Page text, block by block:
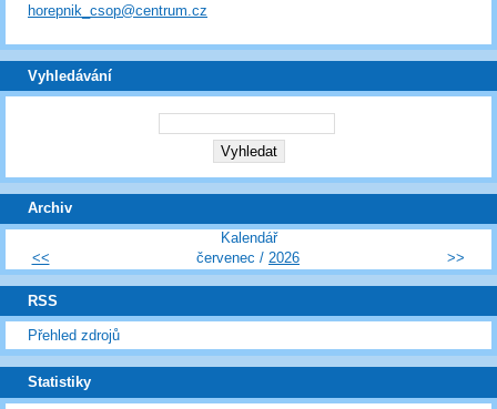
horepnik_csop@centrum.cz
Vyhledávání
Archiv
Kalendář
<<
červenec / 2026 >>
RSS
Přehled zdrojů
Statistiky